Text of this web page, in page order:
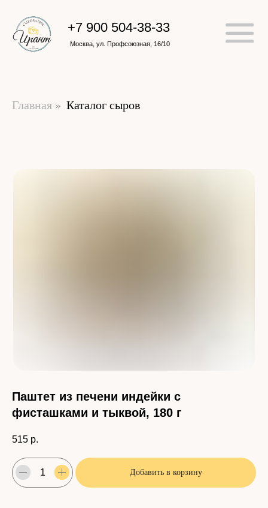
Москва, ул. Профсоюзная, 16/10
Главная » Каталог сыров
Паштет из печени индейки с
фисташками и тыквой, 180 г
515 р.
Добавить в корзину